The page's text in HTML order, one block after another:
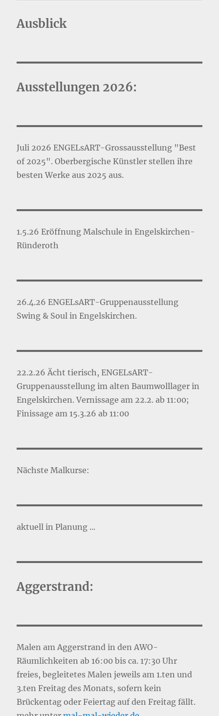
Ausblick
Ausstellungen 2026:
Juli 2026 ENGELsART-Grossausstellung "Best
of 2025". Oberbergische Künstler stellen ihre
besten Werke aus 2025 aus.
1.5.26 Eröffnung Malschule in Engelskirchen-
Ründeroth
26.4.26 ENGELsART-Gruppenausstellung
Swing & Soul in Engelskirchen.
22.2.26 Ächt tierisch, ENGELsART-
Gruppenausstellung im alten Baumwolllager in
Engelskirchen. Vernissage am 22.2. ab 11:00;
Finissage am 15.3.26 ab 11:00
Nächste Malkurse:
aktuell in Planung ...
Aggerstrand:
Malen am Aggerstrand in den AWO-
Räumlichkeiten ab 16:00 bis ca. 17:30 Uhr
freies, begleitetes Malen jeweils am 1.ten und
3.ten Freitag des Monats, sofern kein
Brückentag oder Feiertag auf den Freitag fällt.